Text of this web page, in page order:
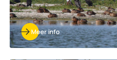
Meer info